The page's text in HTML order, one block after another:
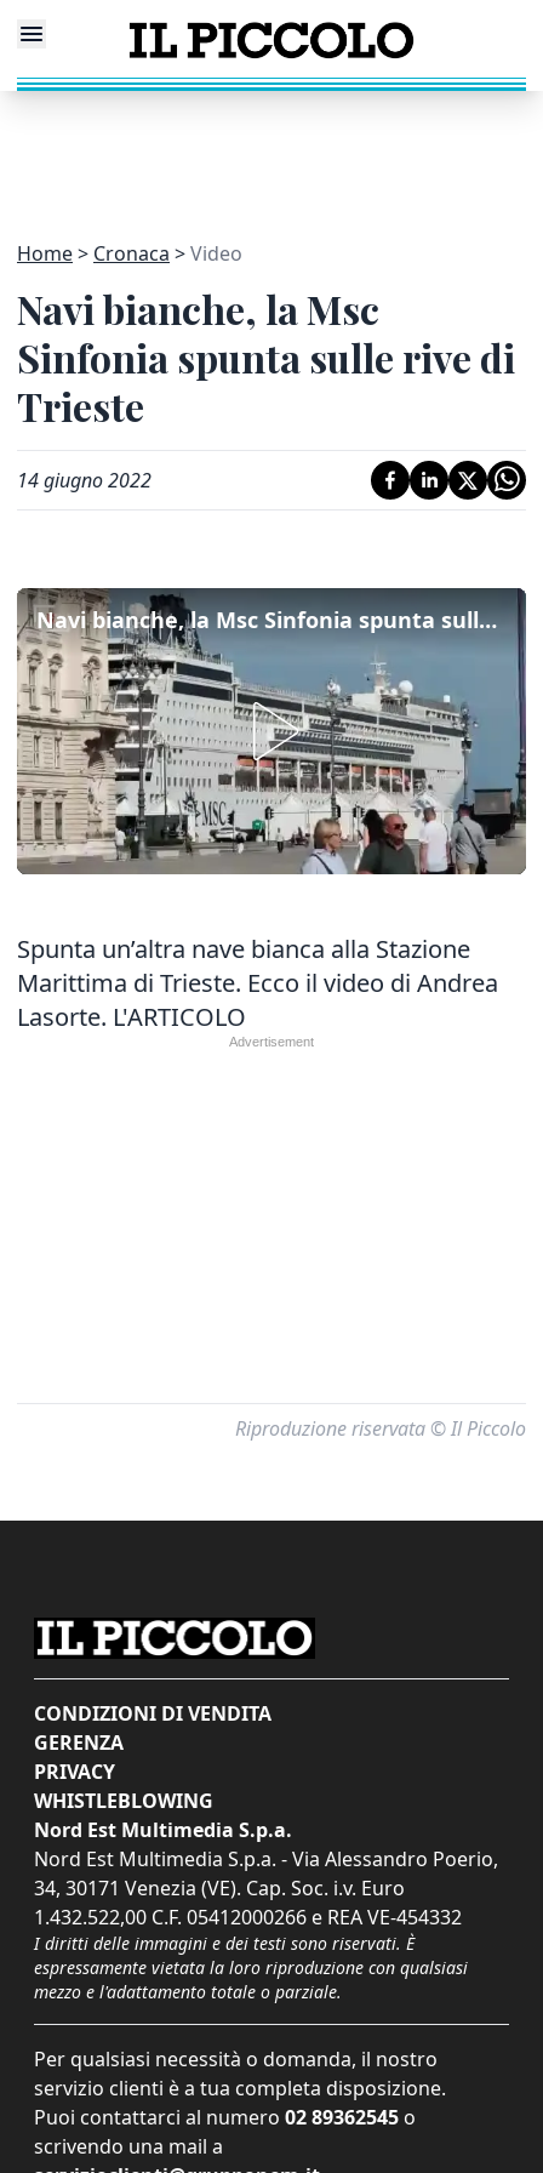
Home Cronaca Video
Navi bianche, la Msc
Sinfonia spunta sulle rive di
Trieste
14 giugno 2022
Navi bianche, la Msc Sinfonia spunta sulle rive di Trieste
Spunta un’altra nave bianca alla Stazione
Marittima di Trieste. Ecco il video di Andrea
Lasorte. L'ARTICOLO
Riproduzione riservata © Il Piccolo
CONDIZIONI DI VENDITA
GERENZA
PRIVACY
WHISTLEBLOWING
Nord Est Multimedia S.p.a.
Nord Est Multimedia S.p.a. - Via Alessandro Poerio,
34, 30171 Venezia (VE). Cap. Soc. i.v. Euro
1.432.522,00 C.F. 05412000266 e REA VE-454332
I diritti delle immagini e dei testi sono riservati. È
espressamente vietata la loro riproduzione con qualsiasi
mezzo e l'adattamento totale o parziale.
Per qualsiasi necessità o domanda, il nostro
servizio clienti è a tua completa disposizione.
Puoi contattarci al numero 02 89362545 o
scrivendo una mail a